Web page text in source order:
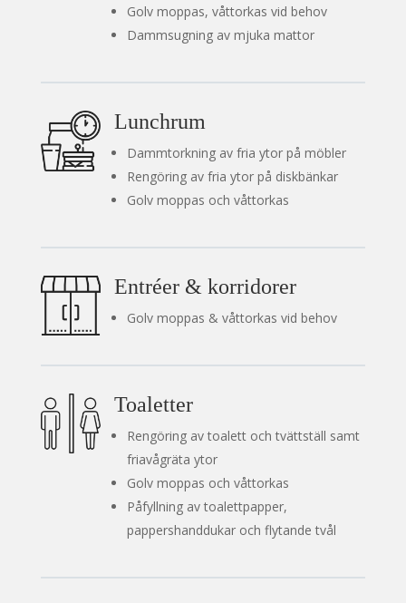
Golv moppas, våttorkas vid behov
Dammsugning av mjuka mattor
Lunchrum
Dammtorkning av fria ytor på möbler
Rengöring av fria ytor på diskbänkar
Golv moppas och våttorkas
Entréer & korridorer
Golv moppas & våttorkas vid behov
Toaletter
Rengöring av toalett och tvättställ samt
friavågräta ytor
Golv moppas och våttorkas
Påfyllning av toalettpapper,
pappershanddukar och flytande tvål